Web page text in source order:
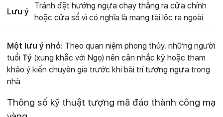
Lưu ý
Tránh đặt hướng ngựa chạy thẳng ra cửa chính
hoặc cửa sổ vì có nghĩa là mang tài lộc ra ngoài.
Một lưu ý nhỏ: Theo quan niệm phong thủy, những người
tuổi Tý (xung khắc với Ngọ) nên cân nhắc kỹ hoặc tham
khảo ý kiến chuyên gia trước khi bài trí tượng ngựa trong
nhà.
Thông số kỹ thuật tượng mã đáo thành công mạ